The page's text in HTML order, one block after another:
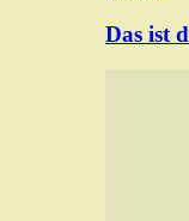
Das ist